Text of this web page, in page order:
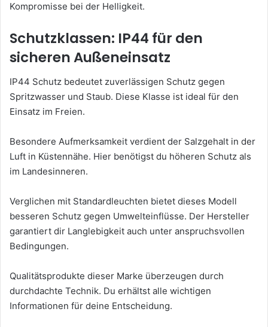
Kompromisse bei der Helligkeit.
Schutzklassen: IP44 für den
sicheren Außeneinsatz
IP44 Schutz bedeutet zuverlässigen Schutz gegen
Spritzwasser und Staub. Diese Klasse ist ideal für den
Einsatz im Freien.
Besondere Aufmerksamkeit verdient der Salzgehalt in der
Luft in Küstennähe. Hier benötigst du höheren Schutz als
im Landesinneren.
Verglichen mit Standardleuchten bietet dieses Modell
besseren Schutz gegen Umwelteinflüsse. Der Hersteller
garantiert dir Langlebigkeit auch unter anspruchsvollen
Bedingungen.
Qualitätsprodukte dieser Marke überzeugen durch
durchdachte Technik. Du erhältst alle wichtigen
Informationen für deine Entscheidung.